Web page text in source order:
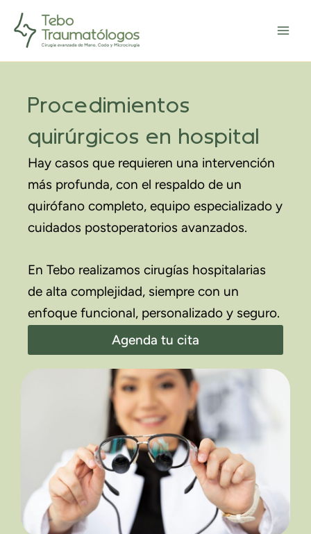
contenido
Menu
Procedimientos
quirúrgicos en hospital
Hay casos que requieren una intervención
más profunda, con el respaldo de un
quirófano completo, equipo especializado y
cuidados postoperatorios avanzados.
En Tebo realizamos cirugías hospitalarias
de alta complejidad, siempre con un
enfoque funcional, personalizado y seguro.
Agenda tu cita